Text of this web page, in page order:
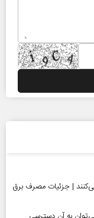
مصرف می‌کنند | جزئیات مصرف برق